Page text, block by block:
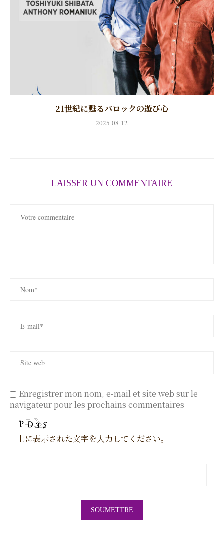
21世紀に甦るバロックの遊び心
2025-08-12
LAISSER UN COMMENTAIRE
Enregistrer mon nom, e-mail et site web sur le
navigateur pour les prochains commentaires
上に表示された文字を入力してください。